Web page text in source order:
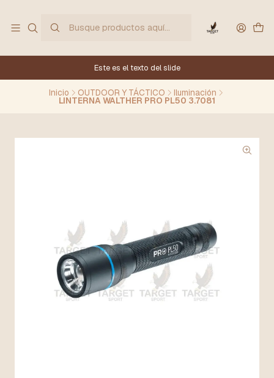
Este es el texto del slide
Inicio OUTDOOR Y TÁCTICO Iluminación
LINTERNA WALTHER PRO PL50 3.7081